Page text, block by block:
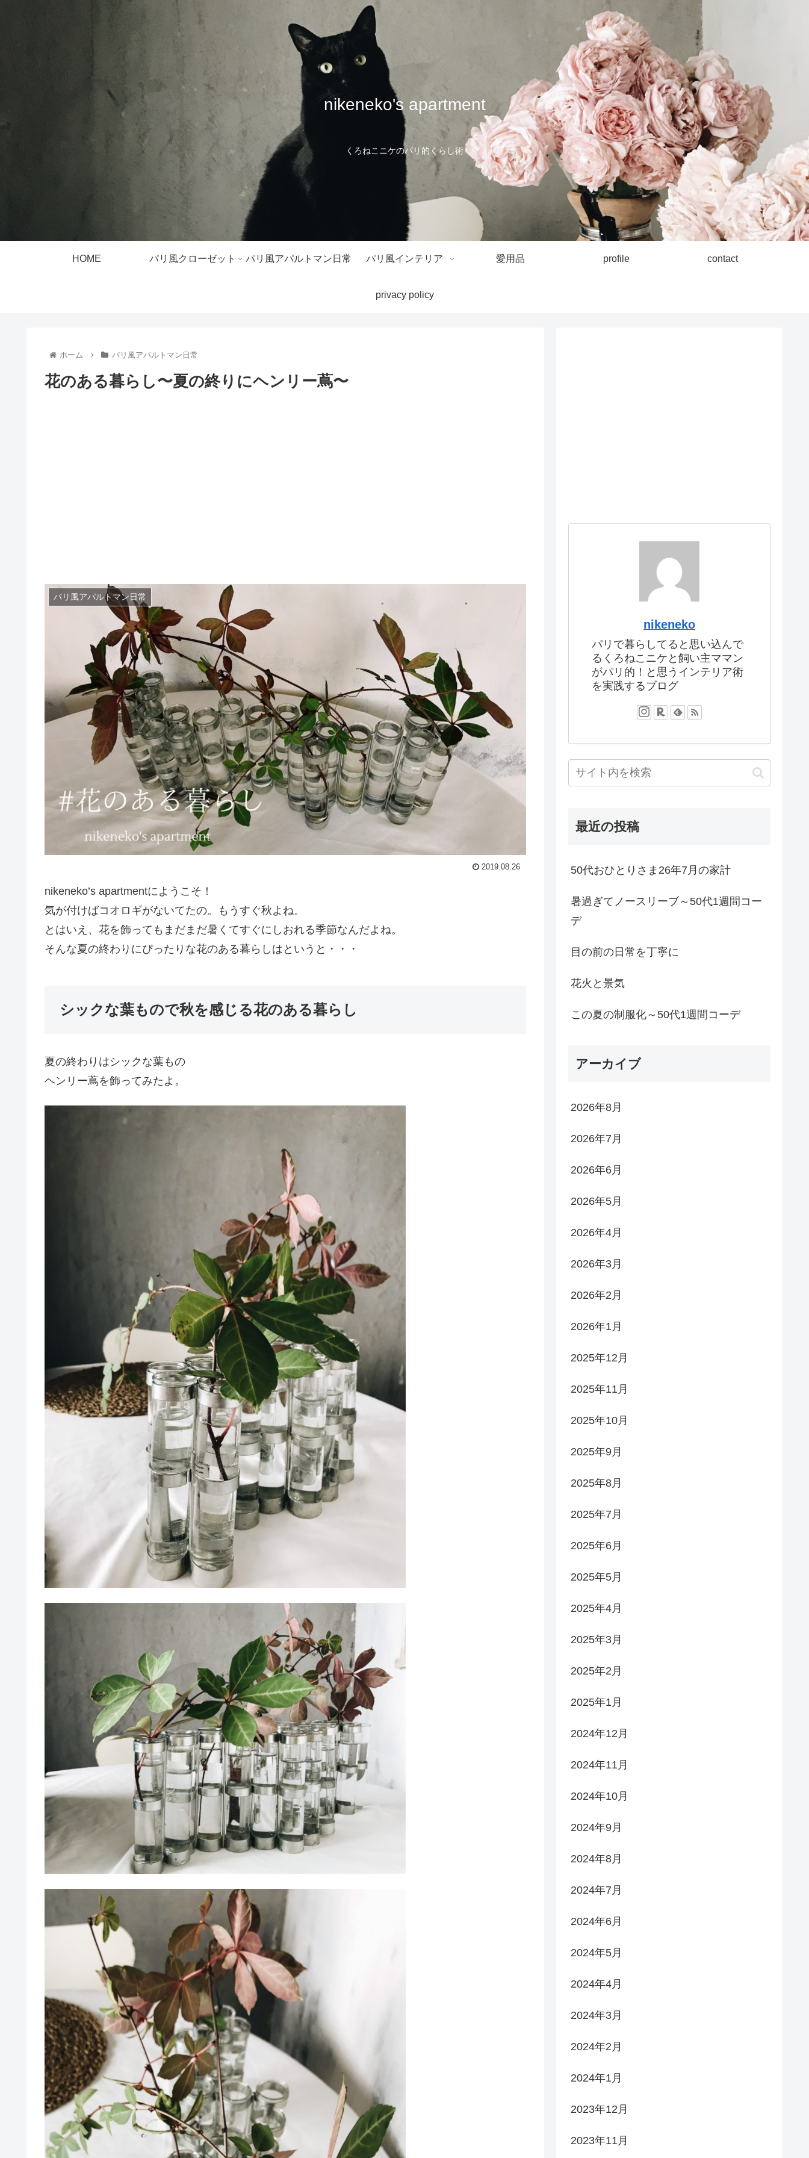
nikeneko's apartment
くろねこニケのパリ的くらし術
HOME パリ風クローゼット パリ風アパルトマン日常 パリ風インテリア 愛用品 profile contact
privacy policy
ホーム パリ風アパルトマン日常
花のある暮らし〜夏の終りにヘンリー蔦〜
パリ風アパルトマン日常
2019.08.26
nikeneko’s apartmentにようこそ！
気が付けばコオロギがないてたの。もうすぐ秋よね。
とはいえ、花を飾ってもまだまだ暑くてすぐにしおれる季節なんだよね。
そんな夏の終わりにぴったりな花のある暮らしはというと・・・
シックな葉もので秋を感じる花のある暮らし
夏の終わりはシックな葉もの
ヘンリー蔦を飾ってみたよ。
nikeneko
パリで暮らしてると思い込んで
るくろねこニケと飼い主ママン
がパリ的！と思うインテリア術
を実践するブログ
最近の投稿
50代おひとりさま26年7月の家計
暑過ぎてノースリーブ～50代1週間コー
デ
目の前の日常を丁寧に
花火と景気
この夏の制服化～50代1週間コーデ
アーカイブ
2026年8月
2026年7月
2026年6月
2026年5月
2026年4月
2026年3月
2026年2月
2026年1月
2025年12月
2025年11月
2025年10月
2025年9月
2025年8月
2025年7月
2025年6月
2025年5月
2025年4月
2025年3月
2025年2月
2025年1月
2024年12月
2024年11月
2024年10月
2024年9月
2024年8月
2024年7月
2024年6月
2024年5月
2024年4月
2024年3月
2024年2月
2024年1月
2023年12月
2023年11月